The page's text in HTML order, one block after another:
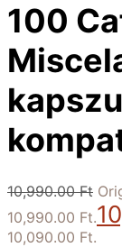
100
10,990.00Ft
10,990.00 Ft.
10,090.00 Ft.